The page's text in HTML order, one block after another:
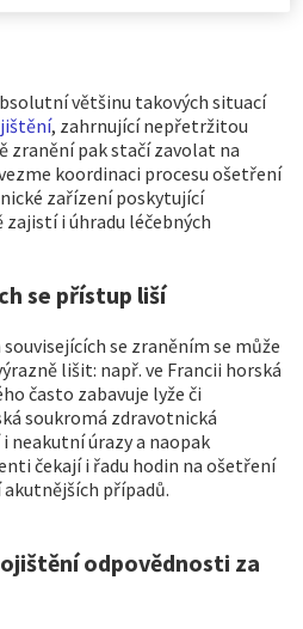
většinu takových situací
, zahrnující nepřetržitou
zranění pak stačí zavolat na
koordinaci procesu ošetření
zařízení poskytující
zajistí i úhradu léčebných
se přístup liší
se zraněním se může
lišit: např. ve Francii horská
často zabavuje lyže či
soukromá zdravotnická
neakutní úrazy a naopak
čekají i řadu hodin na ošetření
případů.
odpovědnosti za